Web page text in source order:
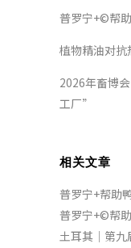
普罗宁+©帮
植物精油对抗
2026年畜博
工厂”
相关文章
普罗宁+帮助
普罗宁+©帮
土耳其｜第